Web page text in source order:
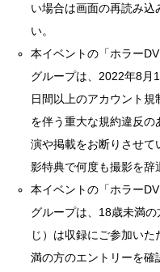
い場合は画面の再読み込
い。
本イベントの「ホラー
グループは、2022年8月
日間以上のアカウント規
を伴う重大な規約違反の
演や掲載をお断りさせ
影特典で何度も撮影を辞
本イベントの「ホラー
グループは、18歳未満
じ）は収録にご参加い
満の方のエントリーを確